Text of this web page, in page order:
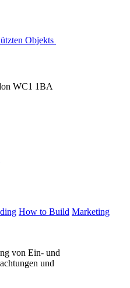
WC1 1BA
How to Build Marketing
von Ein- und
und